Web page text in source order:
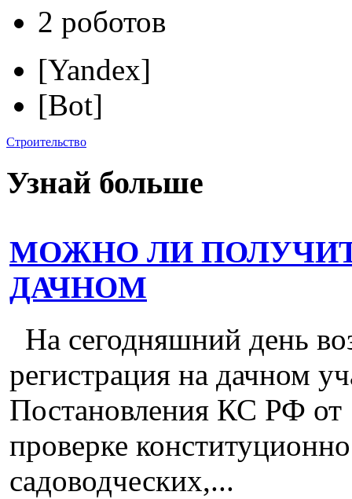
2 роботов
[Yandex]
[Bot]
Строительство
Узнай больше
МОЖНО ЛИ
ДАЧНОМ
На сегодняшний день
регистрация на дачном
Постановления КС РФ
проверке
садоводческих,...